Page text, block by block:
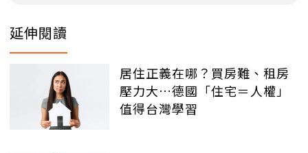
延伸閱讀
居住正義在哪？買房難、租房
壓力大…德國「住宅＝人權」
值得台灣學習